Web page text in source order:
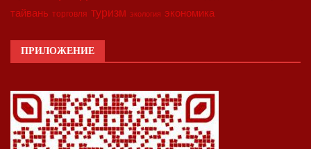
тайвань торговля туризм экология экономика
ПРИЛОЖЕНИЕ